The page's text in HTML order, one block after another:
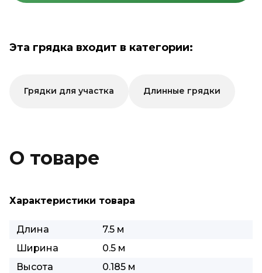
Эта грядка входит в категории:
Грядки для участка Длинные грядки
О товаре
Характеристики товара
Длина
7.5 м
Ширина
0.5 м
Высота
0.185 м